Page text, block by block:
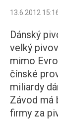
13.6.2012
Dánský
velký
mimo
čínské
miliardy
Závod má
firmy za